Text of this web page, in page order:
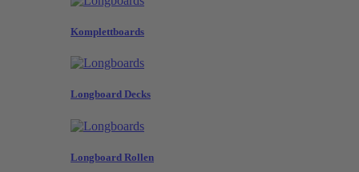
Komplettboards
Longboard Decks
Longboard Rollen